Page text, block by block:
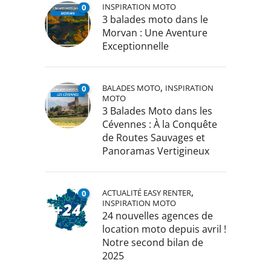
0 INSPIRATION MOTO
3 balades moto dans le
Morvan : Une Aventure
Exceptionnelle
0 BALADES MOTO, INSPIRATION
MOTO
3 Balades Moto dans les
Cévennes : À la Conquête
de Routes Sauvages et
Panoramas Vertigineux
0 ACTUALITÉ EASY RENTER,
INSPIRATION MOTO
24 nouvelles agences de
location moto depuis avril !
Notre second bilan de
2025